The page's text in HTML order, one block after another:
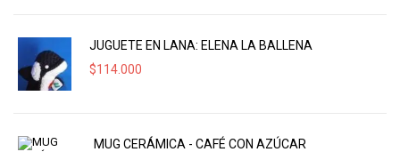
JUGUETE EN LANA: ELENA LA BALLENA
$114.000
MUG CERÁMICA - CAFÉ CON AZÚCAR